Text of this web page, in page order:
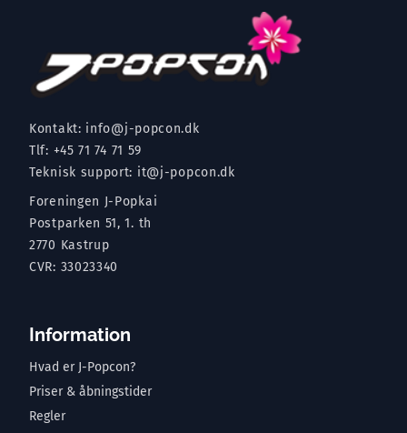
Kontakt: info@j-popcon.dk
Tlf: +45 71 74 71 59
Teknisk support: it@j-popcon.dk
Foreningen J-Popkai
Postparken 51, 1. th
2770 Kastrup
CVR: 33023340
Information
Hvad er J-Popcon?
Priser & åbningstider
Regler